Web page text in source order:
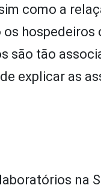
como a
hospedeiros
são tão
explicar as
na